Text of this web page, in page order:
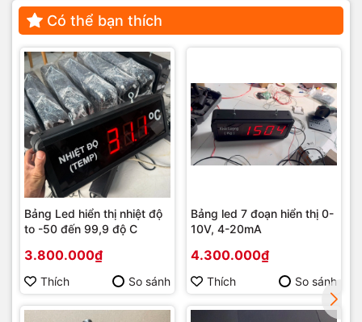
Có thể bạn thích
Bảng Led hiển thị nhiệt độ
to -50 đến 99,9 độ C
3.800.000₫
Thích So sánh
Bảng led 7 đoạn hiển thị 0-
10V, 4-20mA
4.300.000₫
Thích So sánh